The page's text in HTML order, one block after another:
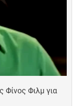
Φίνος Φιλμ για